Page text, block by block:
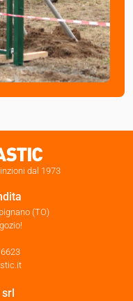
dal 1973
(TO)